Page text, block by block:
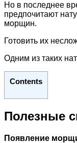
Но в последнее
предпочитают
морщин.
Готовить их
Одним из таких
Contents
Полезные
Появление